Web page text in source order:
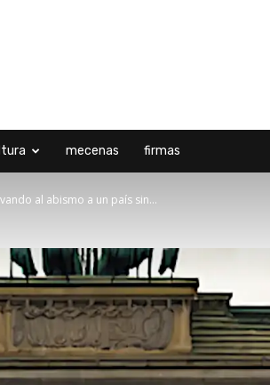
mecenas firmas
al abismo a un país sin...